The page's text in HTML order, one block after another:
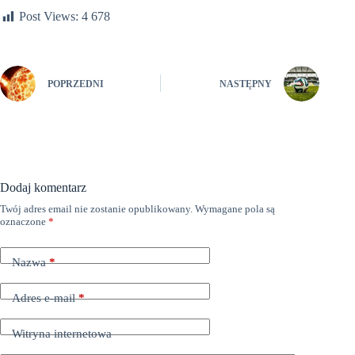
Post Views: 4 678
POPRZEDNI NASTĘPNY
Dodaj komentarz
Twój adres email nie zostanie opublikowany. Wymagane pola są
oznaczone *
Nazwa*
Adres e-mail*
Witryna internetowa